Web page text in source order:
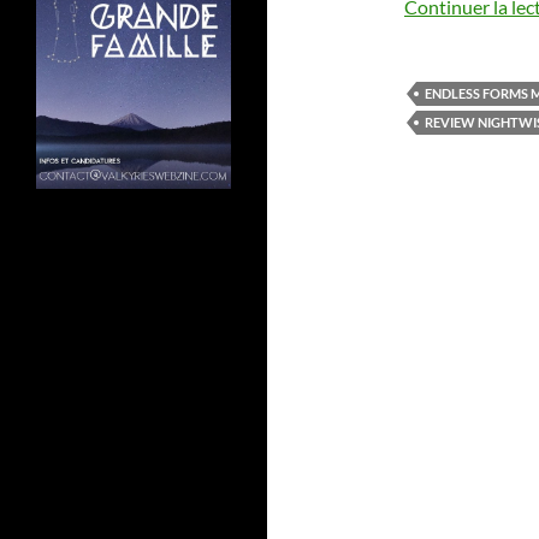
Continuer la
ENDLESS FORMS
REVIEW